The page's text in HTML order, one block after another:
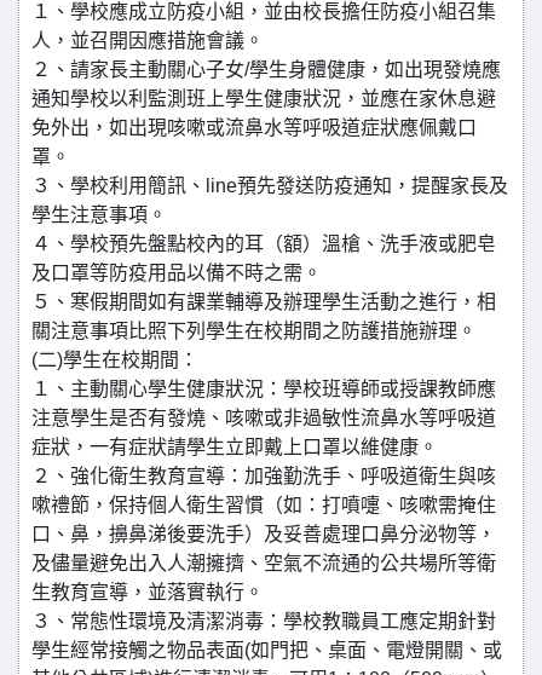
１、學校應成立防疫小組，並由校長擔任防疫小組召集
人，並召開因應措施會議。
２、請家長主動關心子女/學生身體健康，如出現發燒應
通知學校以利監測班上學生健康狀況，並應在家休息避
免外出，如出現咳嗽或流鼻水等呼吸道症狀應佩戴口
罩。
３、學校利用簡訊、line預先發送防疫通知，提醒家長及
學生注意事項。
４、學校預先盤點校內的耳（額）溫槍、洗手液或肥皂
及口罩等防疫用品以備不時之需。
５、寒假期間如有課業輔導及辦理學生活動之進行，相
關注意事項比照下列學生在校期間之防護措施辦理。
(二)學生在校期間：
１、主動關心學生健康狀況：學校班導師或授課教師應
注意學生是否有發燒、咳嗽或非過敏性流鼻水等呼吸道
症狀，一有症狀請學生立即戴上口罩以維健康。
２、強化衛生教育宣導：加強勤洗手、呼吸道衛生與咳
嗽禮節，保持個人衛生習慣（如：打噴嚏、咳嗽需掩住
口、鼻，擤鼻涕後要洗手）及妥善處理口鼻分泌物等，
及儘量避免出入人潮擁擠、空氣不流通的公共場所等衛
生教育宣導，並落實執行。
３、常態性環境及清潔消毒：學校教職員工應定期針對
學生經常接觸之物品表面(如門把、桌面、電燈開關、或